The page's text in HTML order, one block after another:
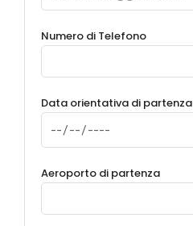
Numero di Telefono
Data orientativa di partenza
Aeroporto di partenza